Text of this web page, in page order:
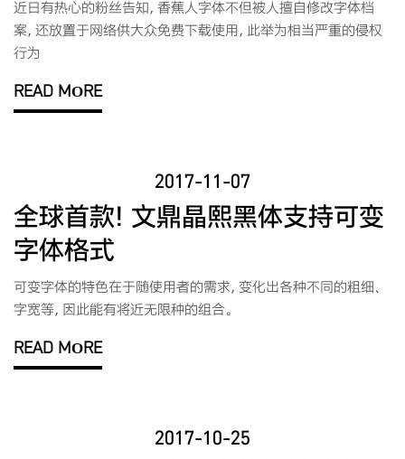
近日有热心的粉丝告知，香蕉人字体不但被人擅自修改字体档
案，还放置于网络供大众免费下载使用，此举为相当严重的侵权
行为
READ MORE
2017-11-07
全球首款! 文鼎晶熙黑体支持可变
字体格式
可变字体的特色在于随使用者的需求，变化出各种不同的粗细、
字宽等，因此能有将近无限种的组合。
READ MORE
2017-10-25